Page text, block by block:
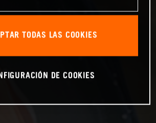
TODAS LAS COOKIES
DE COOKIES